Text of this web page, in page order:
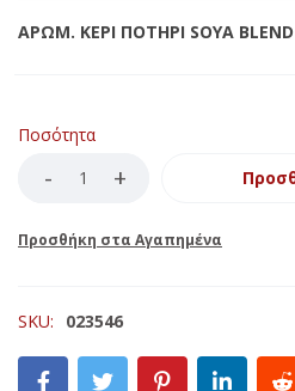
ΑΡΩΜ. ΚΕΡΙ ΠΟΤΗΡΙ SOYA
Ποσότητα
SKU: 023546